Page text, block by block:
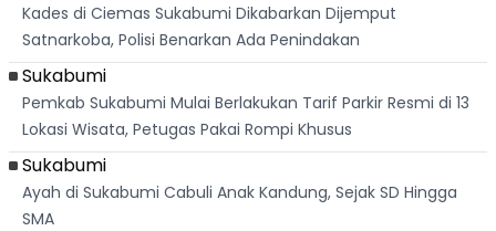
Kades di Ciemas Sukabumi Dikabarkan Dijemput
Satnarkoba, Polisi Benarkan Ada Penindakan
Sukabumi
Pemkab Sukabumi Mulai Berlakukan Tarif Parkir Resmi di 13
Lokasi Wisata, Petugas Pakai Rompi Khusus
Sukabumi
Ayah di Sukabumi Cabuli Anak Kandung, Sejak SD Hingga
SMA